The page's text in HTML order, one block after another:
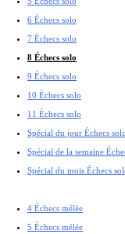
6 Échecs solo
7 Échecs solo
8 Échecs solo
9 Échecs solo
10 Échecs solo
11 Échecs solo
Spécial du jour Échecs solo
Spécial de la semaine
Spécial du mois Échecs
4 Échecs mélée
5 Échecs mélée